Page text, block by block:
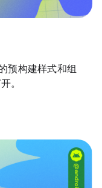
预构建样式和组
。